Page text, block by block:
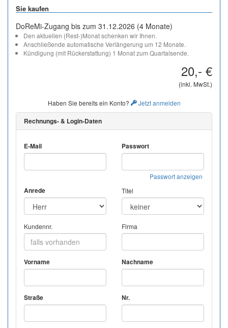
Sie kaufen
DoReMi-Zugang bis zum 31.12.2026 (4 Monate)
Den aktuellen (Rest-)Monat schenken wir Ihnen.
Anschließende automatische Verlängerung um 12 Monate.
Kündigung (mit Rückerstattung) 1 Monat zum Quartalsende.
20,- €
(inkl. MwSt.)
Haben Sie bereits ein Konto? Jetzt anmelden
Rechnungs- & Login-Daten
E-Mail Passwort
Passwort anzeigen
Anrede Titel
Kundennr. Firma
Vorname Nachname
Straße Nr.